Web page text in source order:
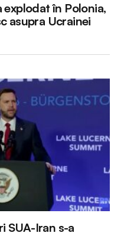
în Polonia,
asupra Ucrainei
SUA-Iran s-a